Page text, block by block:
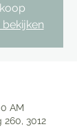
AM
3012